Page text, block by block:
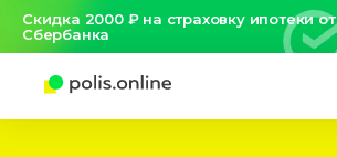
Скидка 2000 ₽ на страховку ипотеки от
Сбербанка